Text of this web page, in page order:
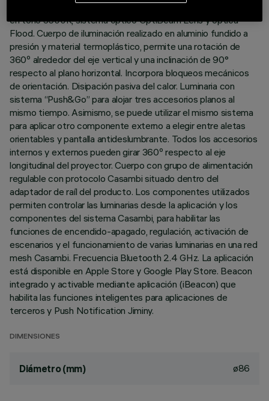
tensión de red. Led de alto rendimiento cromático (CRI97)
en tono 3500K, sistema óptico OptiBeam Lens y óptica
Flood. Cuerpo de iluminación realizado en aluminio fundido a
presión y material termoplástico, permite una rotación de
360º alrededor del eje vertical y una inclinación de 90°
respecto al plano horizontal. Incorpora bloqueos mecánicos
de orientación. Disipación pasiva del calor. Luminaria con
sistema “Push&Go” para alojar tres accesorios planos al
mismo tiempo. Asimismo, se puede utilizar el mismo sistema
para aplicar otro componente externo a elegir entre aletas
orientables y pantalla antideslumbrante. Todos los accesorios
internos y externos pueden girar 360º respecto al eje
longitudinal del proyector. Cuerpo con grupo de alimentación
regulable con protocolo Casambi situado dentro del
adaptador de raíl del producto. Los componentes utilizados
permiten controlar las luminarias desde la aplicación y los
componentes del sistema Casambi, para habilitar las
funciones de encendido-apagado, regulación, activación de
escenarios y el funcionamiento de varias luminarias en una red
mesh Casambi. Frecuencia Bluetooth 2.4 GHz. La aplicación
está disponible en Apple Store y Google Play Store. Beacon
integrado y activable mediante aplicación (iBeacon) que
habilita las funciones inteligentes para aplicaciones de
terceros y Push Notification Jiminy.
DIMENSIONES
Diámetro (mm) ø86